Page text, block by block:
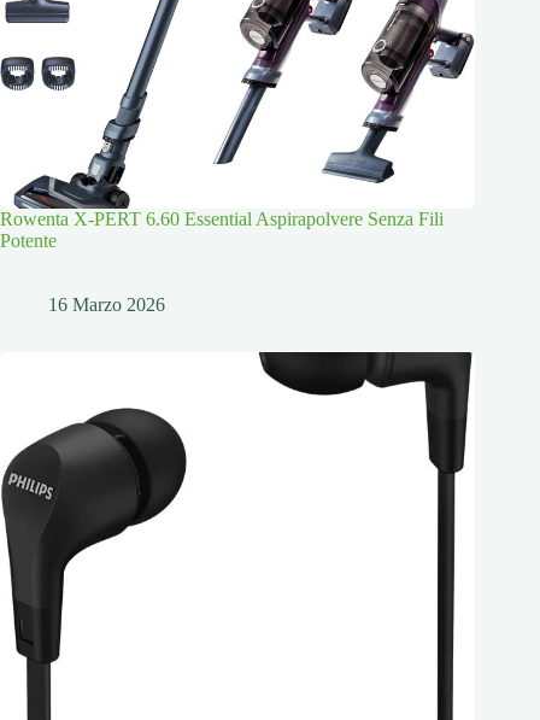
Rowenta X-PERT 6.60 Essential Aspirapolvere Senza Fili
Potente
16 Marzo 2026